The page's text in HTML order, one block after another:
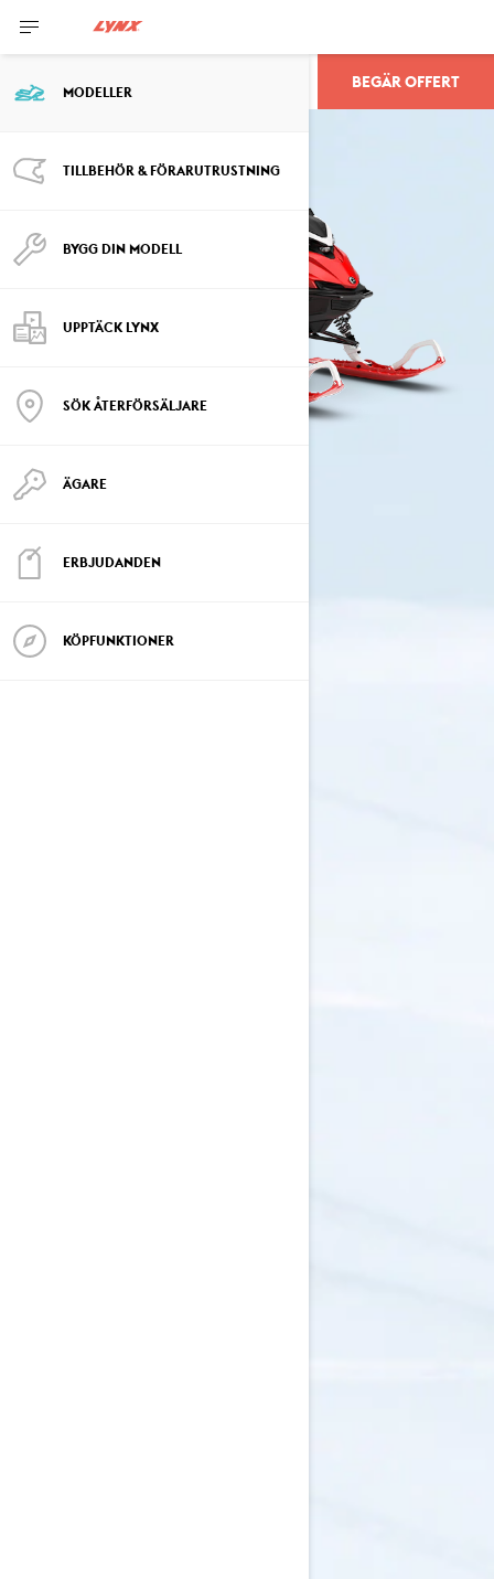
MODELLER
TILLBEHÖR & FÖRARUTRUSTNING
BYGG DIN MODELL
UPPTÄCK LYNX
SÖK ÅTERFÖRSÄLJARE
ÄGARE
ERBJUDANDEN
KÖPFUNKTIONER
SHREDDER BEGÄR OFFERT